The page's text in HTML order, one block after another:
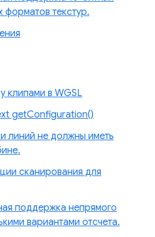
текстур.
клипами в WGSL
getConfiguration()
линий не должны иметь
сканирования для
поддержка непрямого
вариантами отсчета.